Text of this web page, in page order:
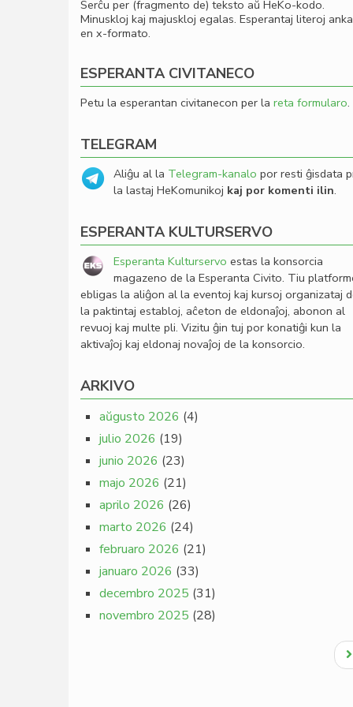
Serĉu per (fragmento de) teksto aŭ HeKo-kodo.
Minuskloj kaj majuskloj egalas. Esperantaj literoj
en x-formato.
ESPERANTA CIVITANECO
Petu la esperantan civitanecon per la reta formularo.
TELEGRAM
Aliĝu al la Telegram-kanalo por resti ĝisdata
la lastaj HeKomunikoj kaj por komenti ilin.
ESPERANTA KULTURSERVO
Esperanta Kulturservo estas la konsorcia
magazeno de la Esperanta Civito. Tiu
ebligas la aliĝon al la eventoj kaj kursoj organizataj
la paktintaj establoj, aĉeton de eldonaĵoj, abonon al
revuoj kaj multe pli. Vizitu ĝin tuj por konatiĝi kun la
aktivaĵoj kaj eldonaj novaĵoj de la konsorcio.
ARKIVO
aŭgusto 2026 (4)
julio 2026 (19)
junio 2026 (23)
majo 2026 (21)
aprilo 2026 (26)
marto 2026 (24)
februaro 2026 (21)
januaro 2026 (33)
decembro 2025 (31)
novembro 2025 (28)